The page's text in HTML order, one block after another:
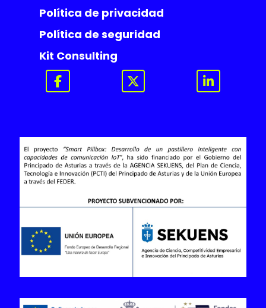
Política de privacidad
Política de seguridad
Kit Consulting